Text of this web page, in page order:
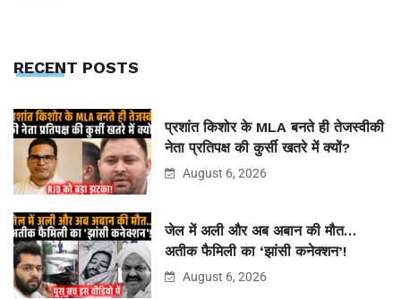
RECENT POSTS
प्रशांत किशोर के MLA बनते ही तेजस्वीकी
नेता प्रतिपक्ष की कुर्सी खतरे में क्यों?
August 6, 2026
जेल में अली और अब अबान की मौत…
अतीक फैमिली का ‘झांसी कनेक्शन’!
August 6, 2026